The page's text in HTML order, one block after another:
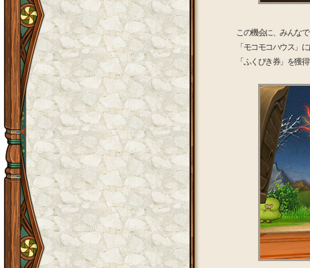
この機会に、みんな
「モコモコハウス」
「ふくびき券」を獲